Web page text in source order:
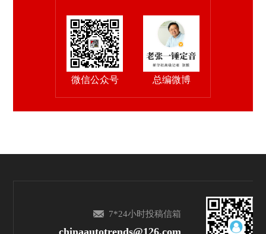
微信公众号 总编微博
7*24小时投稿信箱